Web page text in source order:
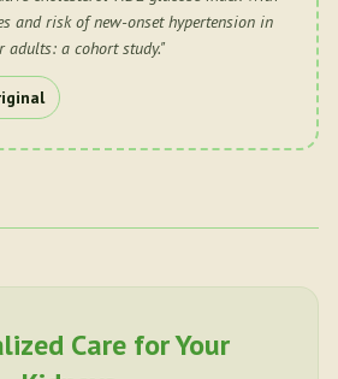
and risk of new-onset hypertension in
adults: a cohort study."
Care for Your